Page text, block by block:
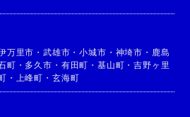
万里市 ・武雄市 ・小城市 ・ 神埼市 ・ 鹿島
町 ・ 多久市 ・ 有田町 ・ 基山町 ・吉野ヶ里
・ 上峰町 ・ 玄海町